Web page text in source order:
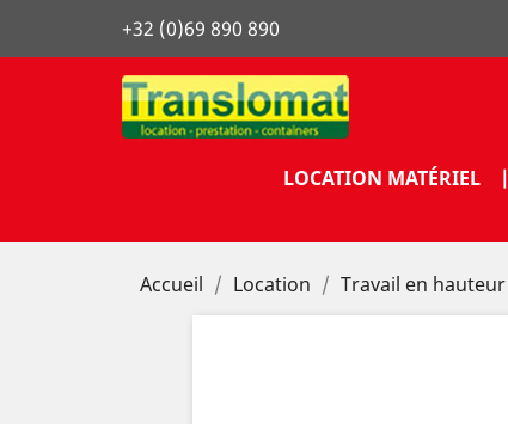
+32 (0)69 890 890
LOCATION MATÉRIEL |
Accueil Location Travail en hauteur